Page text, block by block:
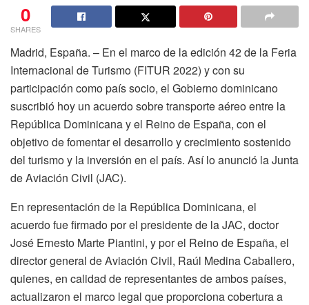
0
SHARES
Madrid, España. – En el marco de la edición 42 de la Feria
Internacional de Turismo (FITUR 2022) y con su
participación como país socio, el Gobierno dominicano
suscribió hoy un acuerdo sobre transporte aéreo entre la
República Dominicana y el Reino de España, con el
objetivo de fomentar el desarrollo y crecimiento sostenido
del turismo y la inversión en el país. Así lo anunció la Junta
de Aviación Civil (JAC).
En representación de la República Dominicana, el
acuerdo fue firmado por el presidente de la JAC, doctor
José Ernesto Marte Piantini, y por el Reino de España, el
director general de Aviación Civil, Raúl Medina Caballero,
quienes, en calidad de representantes de ambos países,
actualizaron el marco legal que proporciona cobertura a